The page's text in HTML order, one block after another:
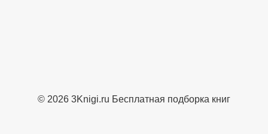
© 2026 3Knigi.ru Бесплатная подборка книг